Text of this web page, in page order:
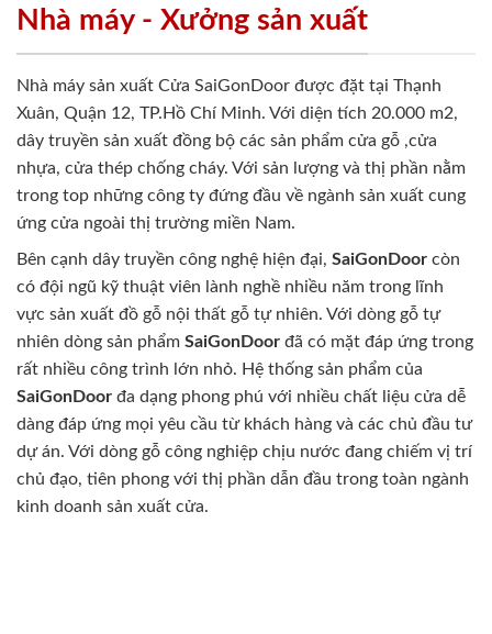
Nhà máy - Xưởng sản xuất
Nhà máy sản xuất Cửa SaiGonDoor được đặt tại Thạnh
Xuân, Quận 12, TP.Hồ Chí Minh. Với diện tích 20.000 m2,
dây truyền sản xuất đồng bộ các sản phẩm cửa gỗ ,cửa
nhựa, cửa thép chống cháy. Với sản lượng và thị phần nằm
trong top những công ty đứng đầu về ngành sản xuất cung
ứng cửa ngoài thị trường miền Nam.
Bên cạnh dây truyền công nghệ hiện đại, SaiGonDoor còn
có đội ngũ kỹ thuật viên lành nghề nhiều năm trong lĩnh
vực sản xuất đồ gỗ nội thất gỗ tự nhiên. Với dòng gỗ tự
nhiên dòng sản phẩm SaiGonDoor đã có mặt đáp ứng trong
rất nhiều công trình lớn nhỏ. Hệ thống sản phẩm của
SaiGonDoor đa dạng phong phú với nhiều chất liệu cửa dễ
dàng đáp ứng mọi yêu cầu từ khách hàng và các chủ đầu tư
dự án. Với dòng gỗ công nghiệp chịu nước đang chiếm vị trí
chủ đạo, tiên phong với thị phần dẫn đầu trong toàn ngành
kinh doanh sản xuất cửa.